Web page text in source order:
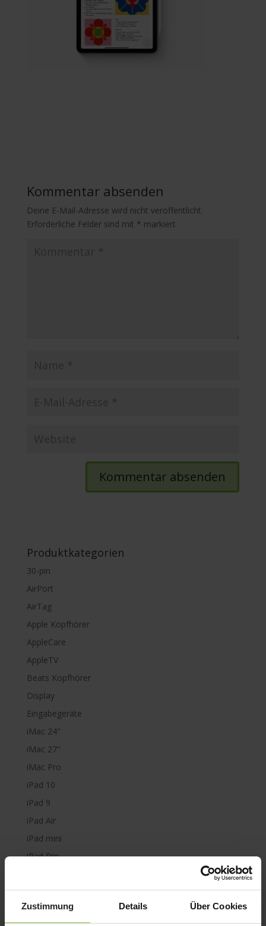
Zustimmung Details Über Cookies
Kommentar absenden
Deine E-Mail-Adresse wird nicht veröffentlicht.
Erforderliche Felder sind mit * markiert
Produktkategorien
30-pin
AirPort
AirTag
Apple Kopfhörer
AppleCare
AppleTV
Beats Kopfhörer
Display
Eingabegeräte
iMac 24"
iMac 27"
iMac Pro
iPad 10
iPad 9
iPad Air
iPad mini
iPad Pro
iPhone 7
iPhone 8